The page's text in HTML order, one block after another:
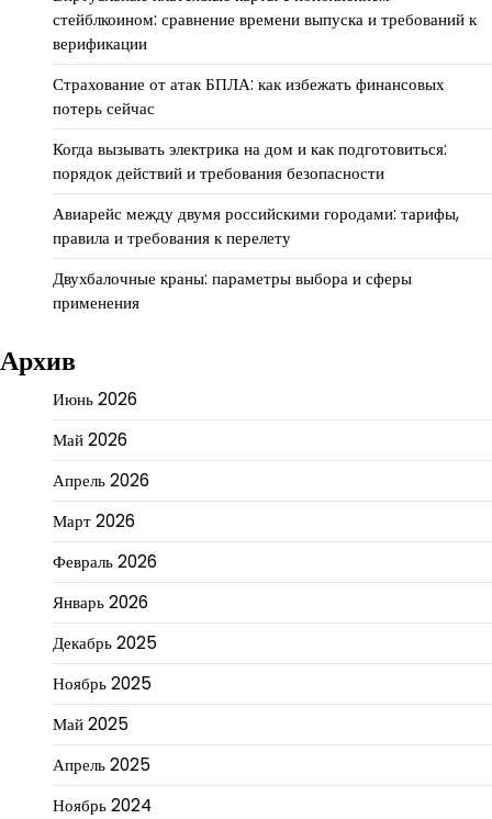
стейблкоином: сравнение времени выпуска и требований к
верификации
Страхование от атак БПЛА: как избежать финансовых
потерь сейчас
Когда вызывать электрика на дом и как подготовиться:
порядок действий и требования безопасности
Авиарейс между двумя российскими городами: тарифы,
правила и требования к перелету
Двухбалочные краны: параметры выбора и сферы
применения
Архив
Июнь 2026
Май 2026
Апрель 2026
Март 2026
Февраль 2026
Январь 2026
Декабрь 2025
Ноябрь 2025
Май 2025
Апрель 2025
Ноябрь 2024